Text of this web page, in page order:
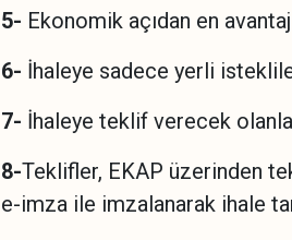
5- Ekonomik açıdan en
6- İhaleye sadece yerli
7- İhaleye teklif verecek
8-Teklifler, EKAP üzerinden
e-imza ile imzalanarak ihale